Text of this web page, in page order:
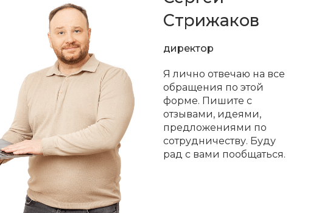
Стрижаков
директор
Я лично отвечаю на все
обращения по этой
форме. Пишите с
отзывами, идеями,
предложениями по
сотрудничеству. Буду
рад с вами пообщаться.